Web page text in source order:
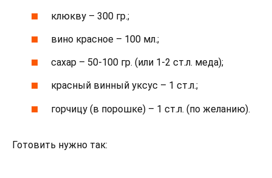
клюкву – 300 гр.;
вино красное – 100 мл.;
сахар – 50-100 гр. (или 1-2 ст.л. меда);
красный винный уксус – 1 ст.л.;
горчицу (в порошке) – 1 ст.л. (по желанию).
Готовить нужно так: